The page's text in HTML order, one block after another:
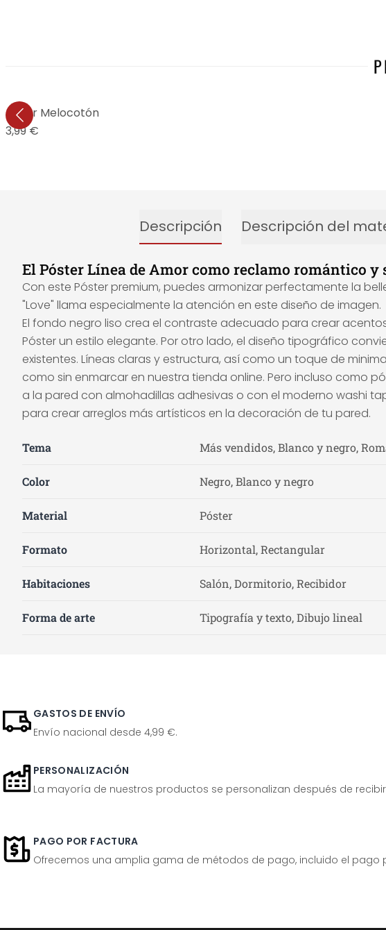
amor Melocotón
13,99 €
Descripción Descripción del
El Póster Línea de Amor como reclamo romántico
Con este Póster premium, puedes armonizar perfectamente la
"Love" llama especialmente la atención en este diseño de imagen.
El fondo negro liso crea el contraste adecuado para crear
Póster un estilo elegante. Por otro lado, el diseño tipográfico
existentes. Líneas claras y estructura, así como un toque de
como sin enmarcar en nuestra tienda online. Pero incluso como
a la pared con almohadillas adhesivas o con el moderno washi
para crear arreglos más artísticos en la decoración de tu pared.
Tema Más vendidos, Blanco y negro,
Color Negro, Blanco y negro
Material Póster
Formato Horizontal, Rectangular
Habitaciones Salón, Dormitorio, Recibidor
Forma de arte Tipografía y texto, Dibujo lineal
GASTOS DE ENVÍO
Envío nacional desde 4,99 €.
PERSONALIZACIÓN
La mayoría de nuestros productos se personalizan después de
PAGO POR FACTURA
Ofrecemos una amplia gama de métodos de pago, incluido el pago